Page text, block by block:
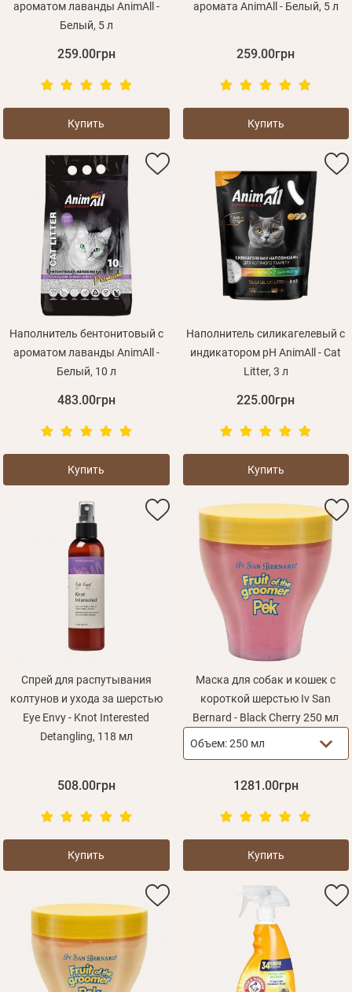
ароматом лаванды AnimAll -
Белый, 5 л
259.00грн
Купить
аромата AnimAll - Белый, 5 л
259.00грн
Купить
Наполнитель бентонитовый с
ароматом лаванды AnimAll -
Белый, 10 л
483.00грн
Купить
Наполнитель силикагелевый с
индикатором pH AnimAll - Cat
Litter, 3 л
225.00грн
Купить
Спрей для распутывания
колтунов и ухода за шерстью
Eye Envy - Knot Interested
Detangling, 118 мл
508.00грн
Купить
Маска для собак и кошек с
короткой шерстью Iv San
Bernard - Black Cherry 250 мл
Объем:250 мл
1281.00грн
Купить